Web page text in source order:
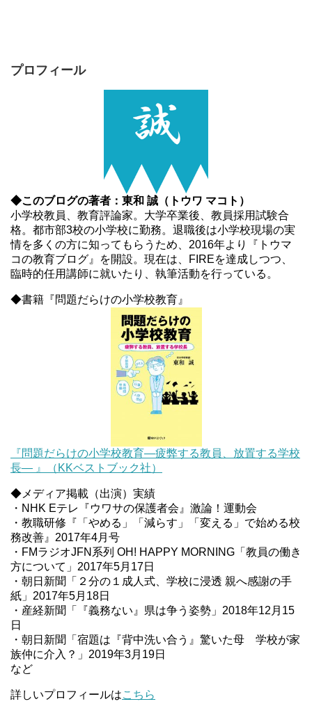
プロフィール
◆このブログの著者：東和 誠（トウワ マコト）
小学校教員、教育評論家。大学卒業後、教員採用試験合
格。都市部3校の小学校に勤務。退職後は小学校現場の実
情を多くの方に知ってもらうため、2016年より『トウマ
コの教育ブログ』を開設。現在は、FIREを達成しつつ、
臨時的任用講師に就いたり、執筆活動を行っている。
◆書籍『問題だらけの小学校教育』
『問題だらけの小学校教育―疲弊する教員、放置する学校
長― 』（KKベストブック社）
◆メディア掲載（出演）実績
・NHK Eテレ『ウワサの保護者会』激論！運動会
・教職研修『「やめる」「減らす」「変える」で始める校
務改善』2017年4月号
・FMラジオJFN系列 OH! HAPPY MORNING「教員の働き
方について」2017年5月17日
・朝日新聞「２分の１成人式、学校に浸透 親へ感謝の手
紙」2017年5月18日
・産経新聞「『義務ない』県は争う姿勢」2018年12月15
日
・朝日新聞「宿題は『背中洗い合う』驚いた母 学校が家
族仲に介入？」2019年3月19日
など
詳しいプロフィールはこちら